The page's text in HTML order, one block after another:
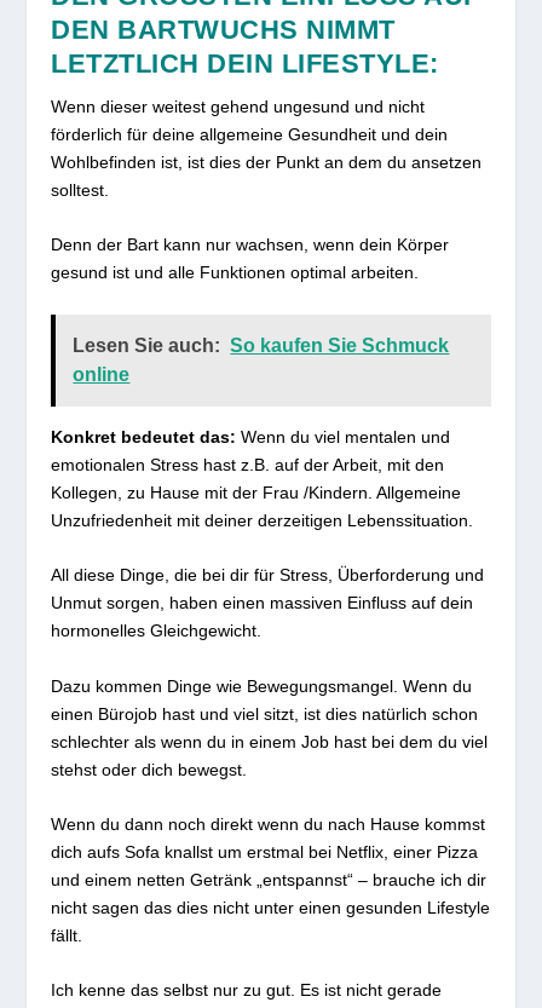
EN BARTWUCHS NIMMT L
ETZTLICH DEIN LIFESTYLE:
Wenn dieser weitest gehend ungesund und nicht
förderlich für deine allgemeine Gesundheit und dein
Wohlbefinden ist, ist dies der Punkt an dem du ansetzen
solltest.
Denn der Bart kann nur wachsen, wenn dein Körper
gesund ist und alle Funktionen optimal arbeiten.
Lesen Sie auch: So kaufen Sie Schmuck
online
Konkret bedeutet das:Wenn du viel mentalen und
emotionalen Stress hast z.B. auf der Arbeit, mit den
Kollegen, zu Hause mit der Frau /Kindern. Allgemeine
Unzufriedenheit mit deiner derzeitigen Lebenssituation.
All diese Dinge, die bei dir für Stress, Überforderung und
Unmut sorgen, haben einen massiven Einfluss auf dein
hormonelles Gleichgewicht.
Dazu kommen Dinge wie Bewegungsmangel. Wenn du
einen Bürojob hast und viel sitzt, ist dies natürlich schon
schlechter als wenn du in einem Job hast bei dem du viel
stehst oder dich bewegst.
Wenn du dann noch direkt wenn du nach Hause kommst
dich aufs Sofa knallst um erstmal bei Netflix, einer Pizza
und einem netten Getränk „entspannst“ – brauche ich dir
nicht sagen das dies nicht unter einen gesunden Lifestyle
fällt.
Ich kenne das selbst nur zu gut. Es ist nicht gerade